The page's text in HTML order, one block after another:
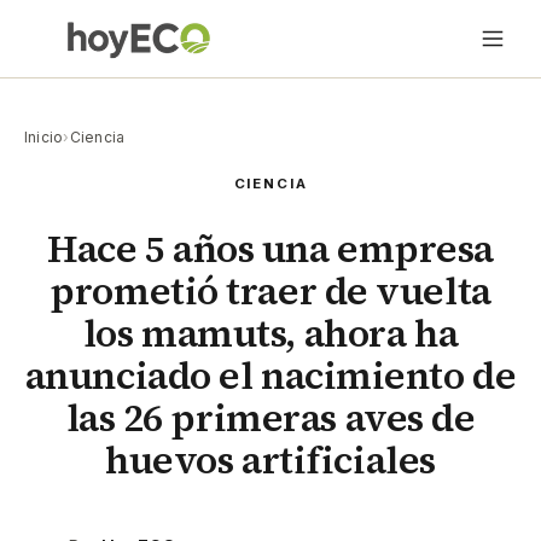
Inicio› Ciencia
CIENCIA
Hace 5 años una empresa
prometió traer de vuelta
los mamuts, ahora ha
anunciado el nacimiento de
las 26 primeras aves de
huevos artificiales